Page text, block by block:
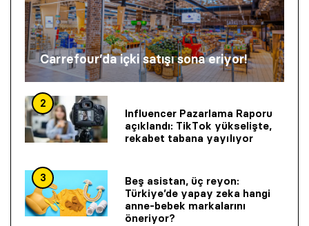
Carrefour’da içki satışı sona eriyor!
2
Influencer Pazarlama Raporu
açıklandı: TikTok yükselişte,
rekabet tabana yayılıyor
3
Beş asistan, üç reyon:
Türkiye’de yapay zeka hangi
anne-bebek markalarını
öneriyor?